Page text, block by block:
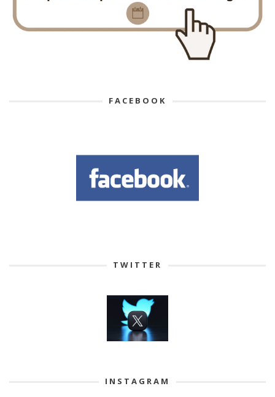
FACEBOOK
TWITTER
INSTAGRAM